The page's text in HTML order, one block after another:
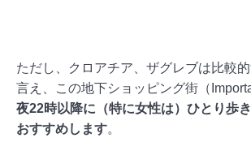
ただし、クロアチア、ザグレブは比較
言え、この地下ショッピング街（
夜22時以降に（特に女性は）ひとり歩
おすすめします。